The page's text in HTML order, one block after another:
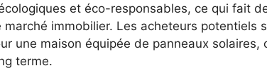
et éco-responsables, ​ce qui ​fait⁢
immobilier. Les acheteurs potentiels
⁤une maison équipée ‍de panneaux⁣ solaires,
terme.